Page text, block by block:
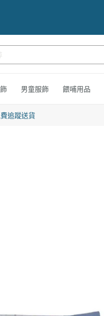
男童服飾 餵哺用品
追蹤送貨